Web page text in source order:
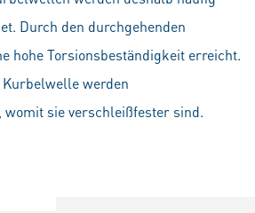
Durch den durchgehenden
hohe Torsionsbeständigkeit erreicht.
werden
sie verschleißfester sind.